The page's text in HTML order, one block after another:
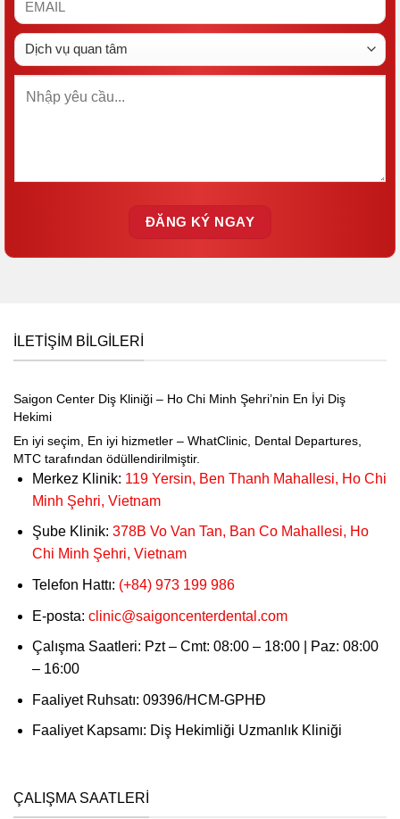
İLETIŞIM BILGILERI
Saigon Center Diş Kliniği – Ho Chi Minh Şehri’nin En İyi Diş
Hekimi
En iyi seçim, En iyi hizmetler – WhatClinic, Dental Departures,
MTC tarafından ödüllendirilmiştir.
Merkez Klinik: 119 Yersin, Ben Thanh Mahallesi, Ho Chi
Minh Şehri, Vietnam
Şube Klinik: 378B Vo Van Tan, Ban Co Mahallesi, Ho
Chi Minh Şehri, Vietnam
Telefon Hattı: (+84) 973 199 986
E-posta: clinic@saigoncenterdental.com
Çalışma Saatleri: Pzt – Cmt: 08:00 – 18:00 | Paz: 08:00
– 16:00
Faaliyet Ruhsatı: 09396/HCM-GPHĐ
Faaliyet Kapsamı: Diş Hekimliği Uzmanlık Kliniği
ÇALIŞMA SAATLERI